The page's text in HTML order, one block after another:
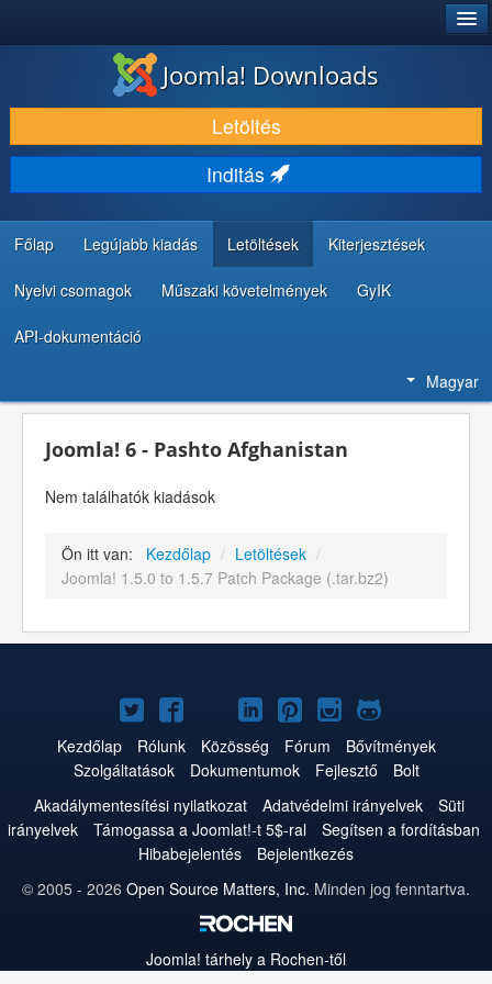
LETÖLTÉS ÉS KITERJESZTÉS
FEDEZZE FEL ÉS TANULJA MEG
KÖZÖSSÉG ÉS TÁMOGATÁS
FEJLESZTŐI ERŐFORRÁSOK
Joomla! Downloads
Letöltés
Inditás
Főlap Legújabb kiadás Letöltések Kiterjesztések
Nyelvi csomagok Műszaki követelmények GyIK
API-dokumentáció
Magyar
Joomla! 6 - Pashto Afghanistan
Nem találhatók kiadások
Ön itt van: Kezdőlap / Letöltések /
Joomla! 1.5.0 to 1.5.7 Patch Package (.tar.bz2)
Joomla!
a
Twitteren
Joomla!
a
Facebookon
Joomla!
a
YouTube-
on
Joomla!
a
LinkedInen
Joomla!
a
Pinteresten
Joomla!
az
Instagramon
Joomla!
a
GitHub-
on
Kezdőlap Rólunk Közösség Fórum
Bővítmények
Szolgáltatások
Dokumentumok Fejlesztő
Bolt
Akadálymentesítési nyilatkozat
Adatvédelmi irányelvek
Süti
irányelvek
Támogassa a Joomlat!-t 5$-ral
Segítsen a fordításban
Hibabejelentés
Bejelentkezés
© 2005 - 2026 Open Source Matters, Inc. Minden jog fenntartva.
Joomla! tárhely a Rochen-től